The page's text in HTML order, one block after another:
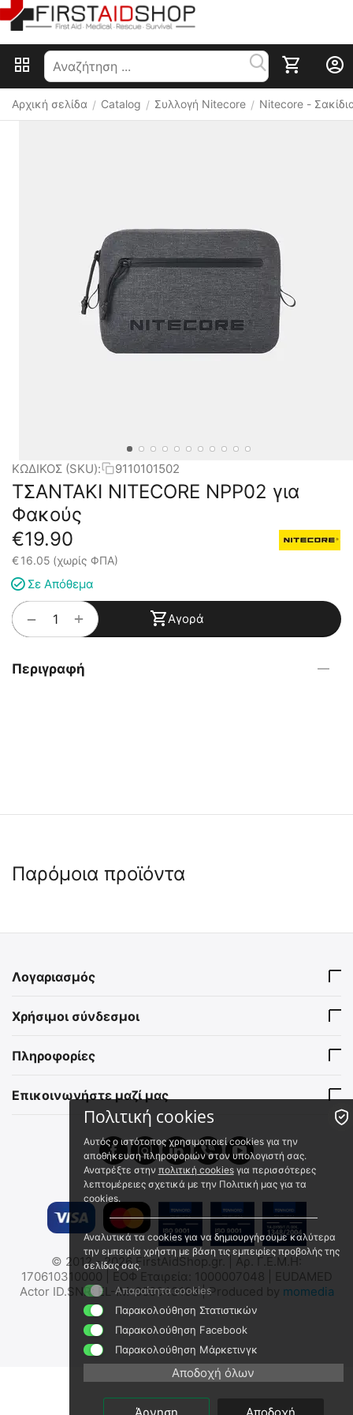
Αρχική σελίδα / Catalog / Συλλογή Nitecore / Nitecore -
ΚΩΔΙΚΟΣ (SKU): 9110101502
ΤΣΑΝΤΑΚΙ NITECORE NPP02 για
Φακούς
€19.90
€16.05 (χωρίς ΦΠΑ)
Σε Απόθεμα
+
− Αγορά
Περιγραφή
Παρόμοια προϊόντα
ΤΣΑΝΤΑΚΙ NITECORE
TACTICAL POUCH NUP20
Άμεσα διαθέσιμο
εργάσιμες
(χωρίς ΦΠΑ)
€16.90
€ 13.63
ΤΣΑΝΤΑΚΙ NITECORE
NPP10, Camo 280D
Polyester Blend
9110101140
Άμεσα διαθέσιμο
Αποστολή σε 1 εως 3
(χωρίς ΦΠΑ)
ΤΣΑΝΤΑΚΙ NITECORE
NPP20, 500D Water
Resistant Polyester Fabric
9110101138
Άμεσα διαθέσιμο
Αποστολή σε 1 εως 3
εργάσιμες
€16.50
€13.31(χωρίς ΦΠΑ)
Λογαριασμός
Χρήσιμοι σύνδεσμοι
Πληροφορίες
Επικοινωνήστε μαζί μας
© 2012 - 2026 FirstAidShop.gr. | Αρ. Γ.Ε.Μ.Η:
170610310000 | ΕΟΦ Εταιρεία: 1000007048 | EUDAMED
Actor ID.SNR: EL-IM-000043108 | Produced by momedia
Πολιτική cookies
Αυτός ο ιστότοπος χρησιμοποιεί cookies για την
αποθήκευση πληροφοριών στον υπολογιστή σας.
Ανατρέξτε στην πολιτική cookiesγια περισσότερες
λεπτομέρειες σχετικά με την Πολιτική μας για τα
cookies.
Αναλυτικά τα cookies για να δημιουργήσουμε καλύτερα
την εμπειρία χρήστη με βάση τις εμπειρίες προβολής της
σελίδας σας.
Απαραίτητα cookies
Παρακολούθηση Στατιστικών
Παρακολούθηση Facebook
Παρακολούθηση Μάρκετινγκ
Αποδοχή όλων